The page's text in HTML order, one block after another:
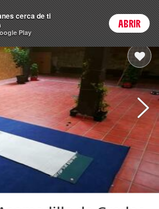
Login
cerca de ti
Play
ABRIR